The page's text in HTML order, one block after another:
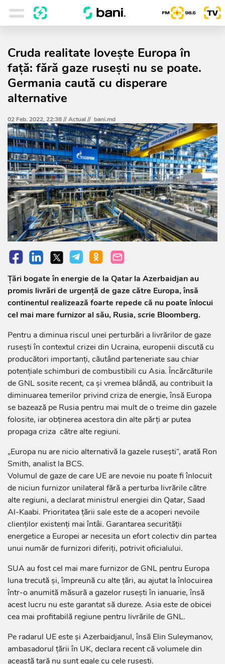
Cruda realitate loveşte Europa în
faţă: fără gaze ruseşti nu se poate.
Germania caută cu disperare
alternative
02 Feb. 2022, 22:38 //Actual// bani.md
Ţări bogate în energie de la Qatar la Azerbaidjan au
promis livrări de urgenţă de gaze către Europa, însă
continentul realizează foarte repede că nu poate înlocui
cel mai mare furnizor al său, Rusia, scrie Bloomberg.
Pentru a diminua riscul unei perturbări a livrărilor de gaze
ruseşti în contextul crizei din Ucraina, europenii discută cu
producători importanţi, căutând parteneriate sau chiar
potenţiale schimburi de combustibili cu Asia. Încărcăturile
de GNL sosite recent, ca şi vremea blândă, au contribuit la
diminuarea temerilor privind criza de energie, însă Europa
se bazează pe Rusia pentru mai mult de o treime din gazele
folosite, iar obţinerea acestora din alte părţi ar putea
propaga criza către alte regiuni.
„Europa nu are nicio alternativă la gazele ruseşti“, arată Ron
Smith, analist la BCS.
Volumul de gaze de care UE are nevoie nu poate fi înlocuit
de niciun furnizor unilateral fără a perturba livrările către
alte regiuni, a declarat ministrul energiei din Qatar, Saad
Al-Kaabi. Prioritatea ţării sale este de a acoperi nevoile
clienţilor existenţi mai întâi. Garantarea securităţii
energetice a Europei ar necesita un efort colectiv din partea
unui număr de furnizori diferiţi, potrivit oficialului.
SUA au fost cel mai mare furnizor de GNL pentru Europa
luna trecută şi, împreună cu alte ţări, au ajutat la înlocuirea
într-o anumită măsură a gazelor ruseşti în ianuarie, însă
acest lucru nu este garantat să dureze. Asia este de obicei
cea mai profitabilă regiune pentru livrările de GNL.
Pe radarul UE este şi Azerbaidjanul, însă Elin Suleymanov,
ambasadorul ţării în UK, declara recent că volumele din
această ţară nu sunt egale cu cele ruseşti.